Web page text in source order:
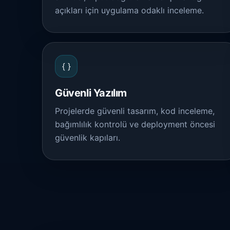
açıkları için uygulama odaklı inceleme.
{ }
Güvenli Yazılım
Projelerde güvenli tasarım, kod inceleme,
bağımlılık kontrolü ve deployment öncesi
güvenlik kapıları.